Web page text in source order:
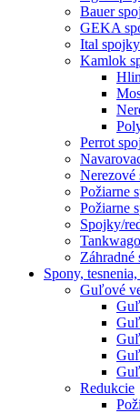
Bauer
GEKA
Ital spojky
Kamlok
Perrot
Nerezové
Požiarne
Požiarne
Spojky/
Spony,
Guľové
Redukcie